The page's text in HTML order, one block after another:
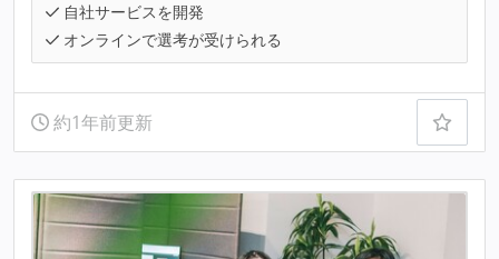
自社サービスを開発
オンラインで選考が受けられる
約1年前更新